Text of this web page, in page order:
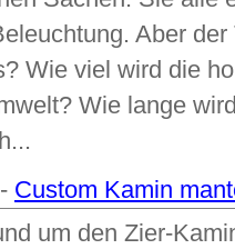
Aber
Wie viel wird die
Wie lange
Custom Kamin
um den Zier-